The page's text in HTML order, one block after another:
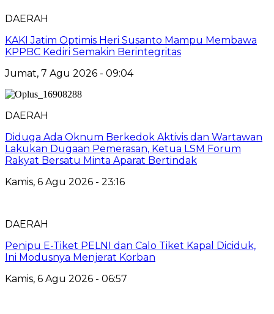
DAERAH
KAKI Jatim Optimis Heri Susanto Mampu Membawa
KPPBC Kediri Semakin Berintegritas
Jumat, 7 Agu 2026 - 09:04
DAERAH
Diduga Ada Oknum Berkedok Aktivis dan Wartawan
Lakukan Dugaan Pemerasan, Ketua LSM Forum
Rakyat Bersatu Minta Aparat Bertindak
Kamis, 6 Agu 2026 - 23:16
DAERAH
Penipu E-Tiket PELNI dan Calo Tiket Kapal Diciduk,
Ini Modusnya Menjerat Korban
Kamis, 6 Agu 2026 - 06:57